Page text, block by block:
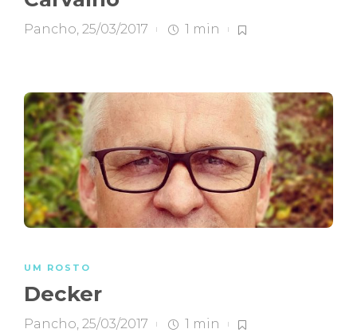
Pancho, 25/03/2017 1 min
UM ROSTO
Decker
Pancho, 25/03/2017 1 min